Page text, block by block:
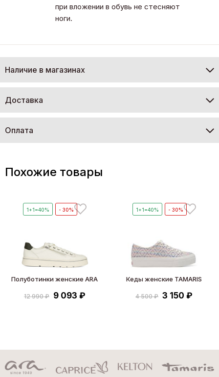
при вложении в обувь не стесняют
ноги.
Наличие в магазинах
Доставка
Оплата
Похожие товары
1+1=40% - 30%
Полуботинки женские ARA
12 990 ₽ 9 093 ₽
1+1=40% - 30%
Кеды женские TAMARIS
4 500 ₽ 3 150 ₽